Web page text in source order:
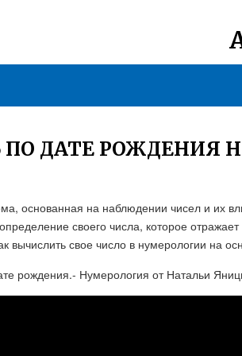
ДАТЕ РОЖДЕНИЯ
основанная на наблюдении чисел и их
своего числа, которое
вычислить свое число в нумерологии на
рождения.- Нумерология от Натальи